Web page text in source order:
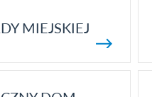
MIEJSKIEJ